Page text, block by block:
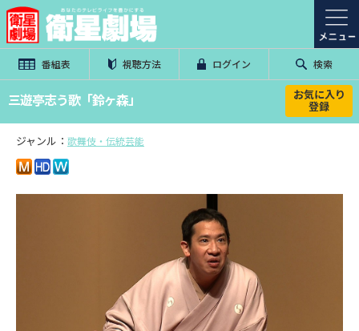
番組表 視聴方法 ログイン 検索
三遊亭志う歌「鈴ヶ森」 お気に入り
登録
ジャンル： 歌舞伎・伝統芸能